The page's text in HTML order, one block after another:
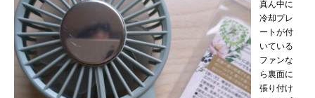
真ん中に
冷却プレ
ートが付
いている
ファンな
ら裏面に
張り付け